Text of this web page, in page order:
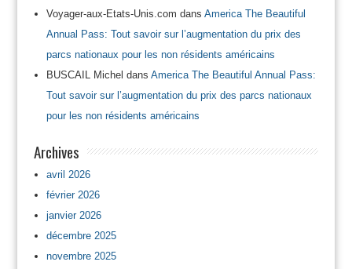
Voyager-aux-Etats-Unis.com dans America The Beautiful
Annual Pass: Tout savoir sur l’augmentation du prix des
parcs nationaux pour les non résidents américains
BUSCAIL Michel dans America The Beautiful Annual Pass:
Tout savoir sur l’augmentation du prix des parcs nationaux
pour les non résidents américains
Archives
avril 2026
février 2026
janvier 2026
décembre 2025
novembre 2025